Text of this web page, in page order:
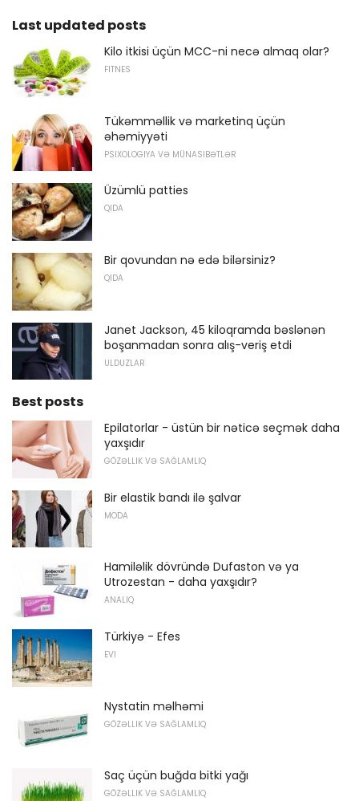
Last updated posts
Kilo itkisi üçün MCC-ni necə almaq olar?
FITNES
Tükəmməllik və marketinq üçün
əhəmiyyəti
PSIXOLOGIYA VƏ MÜNASIBƏTLƏR
Üzümlü patties
QIDA
Bir qovundan nə edə bilərsiniz?
QIDA
Janet Jackson, 45 kiloqramda bəslənən
boşanmadan sonra alış-veriş etdi
ULDUZLAR
Best posts
Epilatorlar - üstün bir nəticə seçmək daha
yaxşıdır
GÖZƏLLIK VƏ SAĞLAMLIQ
Bir elastik bandı ilə şalvar
MODA
Hamiləlik dövründə Dufaston və ya
Utrozestan - daha yaxşıdır?
ANALIQ
Türkiyə - Efes
EVI
Nystatin məlhəmi
GÖZƏLLIK VƏ SAĞLAMLIQ
Saç üçün buğda bitki yağı
GÖZƏLLIK VƏ SAĞLAMLIQ